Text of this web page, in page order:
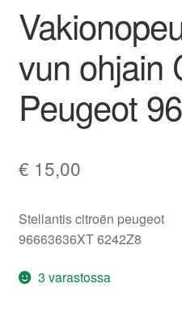
Valitukset
vun ohjain
Peugeot
€ 15,00
Stellantis citroën peugeot
96663636XT 6242Z8
3 varastossa